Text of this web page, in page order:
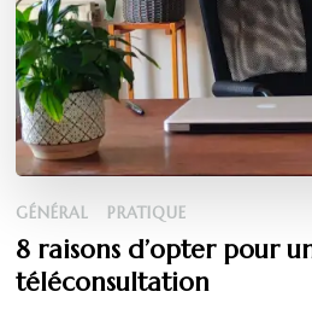
GÉNÉRAL PRATIQUE
8 raisons d’opter pour
téléconsultation